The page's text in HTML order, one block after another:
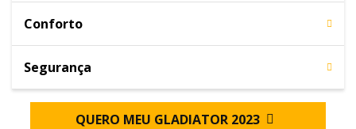
Conforto
Segurança
QUERO MEU GLADIATOR 2023